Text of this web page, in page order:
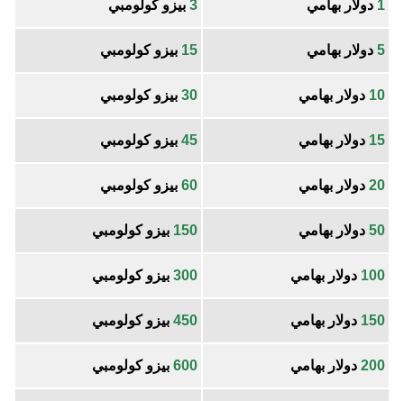
1 دولار بهامي 3 بيزو كولومبي
5 دولار بهامي 15 بيزو كولومبي
10 دولار بهامي 30 بيزو كولومبي
15 دولار بهامي 45 بيزو كولومبي
20 دولار بهامي 60 بيزو كولومبي
50 دولار بهامي 150 بيزو كولومبي
100 دولار بهامي 300 بيزو كولومبي
150 دولار بهامي 450 بيزو كولومبي
200 دولار بهامي 600 بيزو كولومبي